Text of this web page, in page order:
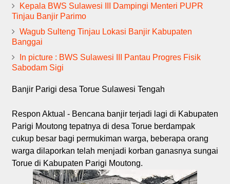
Kepala BWS Sulawesi III Dampingi Menteri PUPR
Tinjau Banjir Parimo
Wagub Sulteng Tinjau Lokasi Banjir Kabupaten
Banggai
In picture : BWS Sulawesi III Pantau Progres Fisik
Sabodam Sigi
Banjir Parigi desa Torue Sulawesi Tengah
Respon Aktual - Bencana banjir terjadi lagi di Kabupaten
Parigi Moutong tepatnya di desa Torue berdampak
cukup besar bagi permukiman warga, beberapa orang
warga dilaporkan telah menjadi korban ganasnya sungai
Torue di Kabupaten Parigi Moutong.